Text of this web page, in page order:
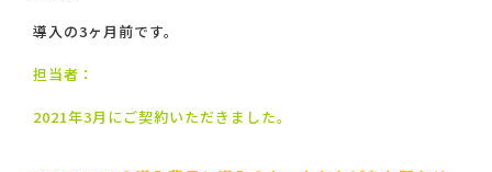
導入の3ヶ月前です。
担当者：
2021年3月にご契約いただきました。